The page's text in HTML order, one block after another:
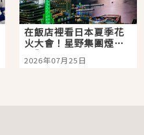
在飯店裡看日本夏季花
火大會！星野集團煙火
景觀飯店6選，讓你不用
人擠人悠閒欣賞
2026年07月25日